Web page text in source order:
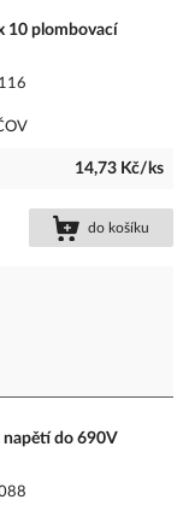
10 plombovací
14,73 Kč/ks
do košíku
napětí do 690V